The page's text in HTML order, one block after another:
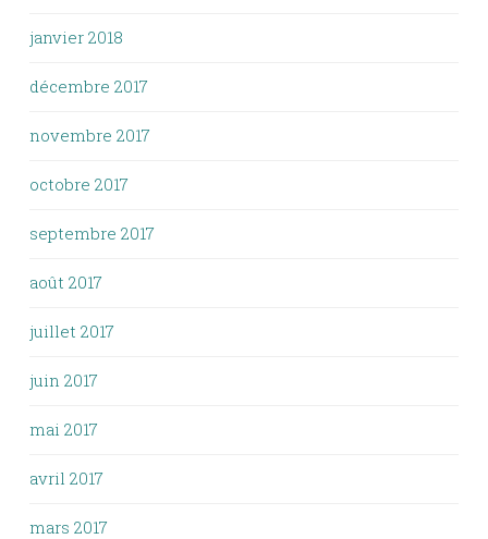
janvier 2018
décembre 2017
novembre 2017
octobre 2017
septembre 2017
août 2017
juillet 2017
juin 2017
mai 2017
avril 2017
mars 2017